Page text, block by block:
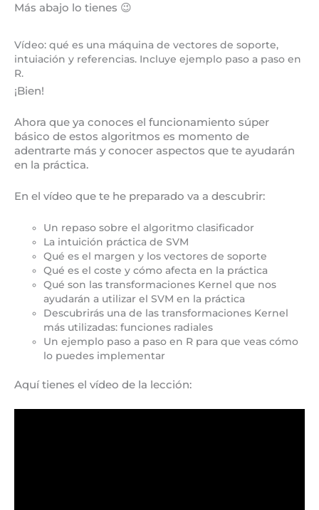
Más abajo lo tienes 😉
Vídeo: qué es una máquina de vectores de soporte,
intuiación y referencias. Incluye ejemplo paso a paso en
R.
¡Bien!
Ahora que ya conoces el funcionamiento súper
básico de estos algoritmos es momento de
adentrarte más y conocer aspectos que te ayudarán
en la práctica.
En el vídeo que te he preparado va a descubrir:
Un repaso sobre el algoritmo clasificador
La intuición práctica de SVM
Qué es el margen y los vectores de soporte
Qué es el coste y cómo afecta en la práctica
Qué son las transformaciones Kernel que nos
ayudarán a utilizar el SVM en la práctica
Descubrirás una de las transformaciones Kernel
más utilizadas: funciones radiales
Un ejemplo paso a paso en R para que veas cómo
lo puedes implementar
Aquí tienes el vídeo de la lección: